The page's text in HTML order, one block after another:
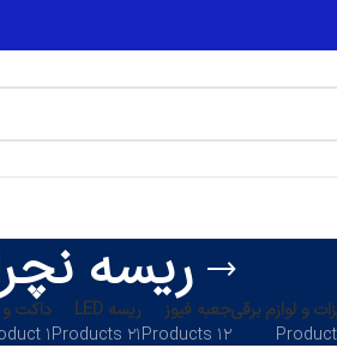
ریسه نچرال
و لوازم برقیجعبه فیوز
۱۲ Products
ریسه LED
۲۱ Products
داکت و
۱ Product